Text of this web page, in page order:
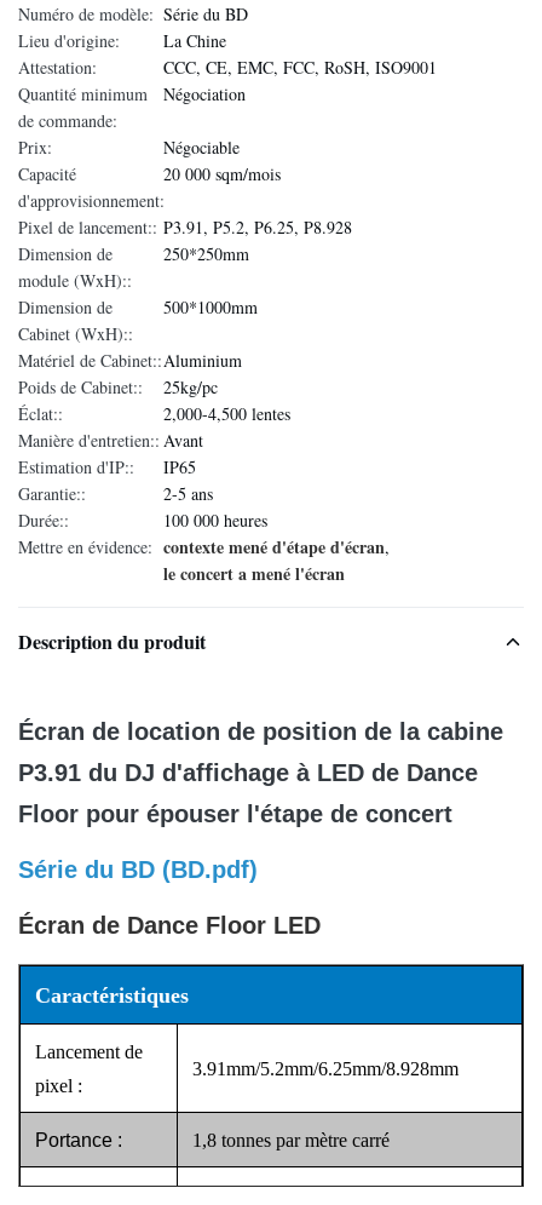
Numéro de modèle: Série du BD
Lieu d'origine:
La Chine
Attestation:
CCC, CE, EMC, FCC, RoSH, ISO9001
Quantité minimum
de commande:
Négociation
Prix:
Négociable
Capacité
d'approvisionnement:
20 000 sqm/mois
Pixel de lancement:: P3.91, P5.2, P6.25, P8.928
Dimension de
module (WxH)::
250*250mm
Dimension de
Cabinet (WxH)::
500*1000mm
Matériel de Cabinet::Aluminium
Poids de Cabinet::
25kg/pc
Éclat::
2,000-4,500 lentes
Manière d'entretien:: Avant
Estimation d'IP::
IP65
Garantie::
2-5 ans
Durée::
100 000 heures
Mettre en évidence: contexte mené d'étape d'écran,
le concert a mené l'écran
Description du produit
Écran de location de position de la cabine
P3.91 du DJ d'affichage à LED de Dance
Floor pour épouser l'étape de concert
Série du BD (BD.pdf)
Écran de Dance Floor LED
Caractéristiques
Lancement de
pixel :
3.91mm/5.2mm/6.25mm/8.928mm
Portance : 1,8 tonnes par mètre carré